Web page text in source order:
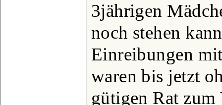
3jährigen
noch stehen
Einreibungen
waren bis jetzt
gütigen Rat zum